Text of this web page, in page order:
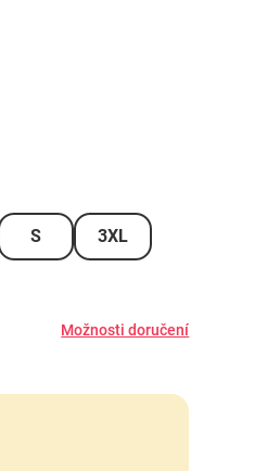
S 3XL
Možnosti doručení